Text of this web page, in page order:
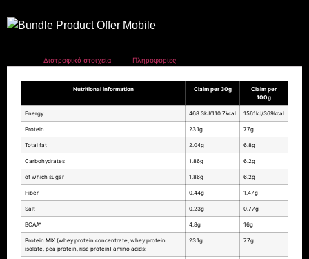
Διατροφικά στοιχεία Πληροφορίες
Nutritional information Claim per 30g
Claim per
100g
Energy 468.3kJ/110.7kcal 1561kJ/369kcal
Protein 23.1g 77g
Total fat 2.04g 6.8g
Carbohydrates 1.86g 6.2g
of which sugar 1.86g 6.2g
Fiber 0.44g 1.47g
Salt 0.23g 0.77g
BCAA* 4.8g 16g
Protein MIX (whey protein concentrate, whey protein
isolate, pea protein, rise protein) amino acids:
23.1g 77g